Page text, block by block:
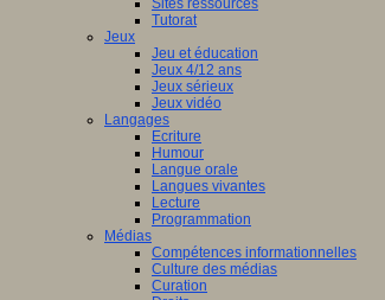
Sites ressources
Tutorat
Jeux
Jeu et éducation
Jeux 4/12 ans
Jeux sérieux
Jeux vidéo
Langages
Ecriture
Humour
Langue orale
Langues vivantes
Lecture
Programmation
Médias
Compétences informationnelles
Culture des médias
Curation